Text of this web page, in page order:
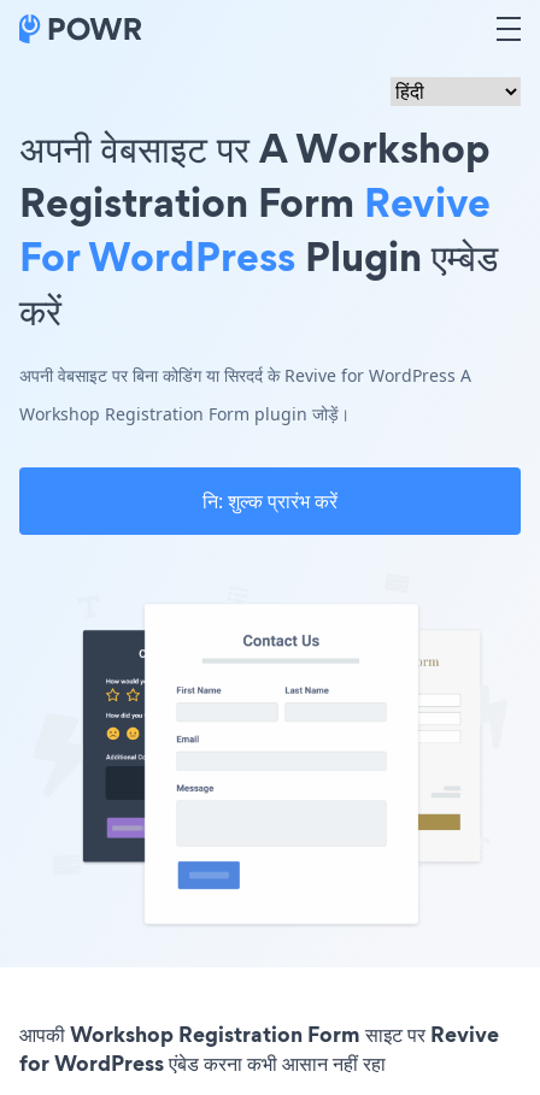
अपनी वेबसाइट पर A Workshop
Registration Form Revive
For WordPress Plugin एम्बेड
करें
अपनी वेबसाइट पर बिना कोडिंग या सिरदर्द के Revive for WordPress A
Workshop Registration Form plugin जोड़ें।
नि: शुल्क प्रारंभ करें
आपकी Workshop Registration Form साइट पर Revive
for WordPress एंबेड करना कभी आसान नहीं रहा